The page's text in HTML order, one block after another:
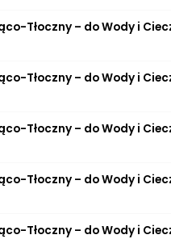
Tłoczny – do Wody i
Tłoczny – do Wody i
Tłoczny – do Wody i
Tłoczny – do Wody i
Tłoczny – do Wody i